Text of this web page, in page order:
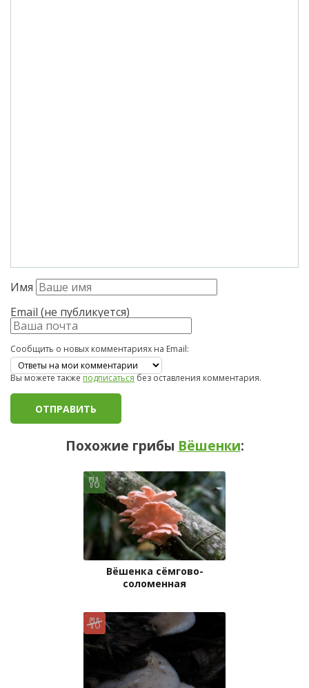
Имя
Email (не публикуется)
Сообщить о новых комментариях на Email:
Вы можете такжеподписатьсябез оставления комментария.
Похожие грибы Вёшенки:
Вёшенка сёмгово-
соломенная